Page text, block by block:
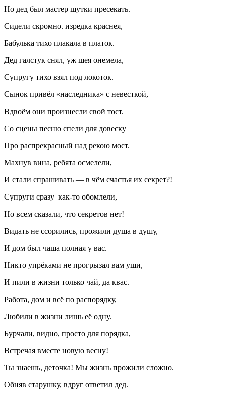
Но дед был мастер шутки пресекать.
Сидели скромно. изредка краснея,
Бабулька тихо плакала в платок.
Дед галстук снял, уж шея онемела,
Супругу тихо взял под локоток.
Сынок привёл «наследника» с невесткой,
Вдвоём они произнесли свой тост.
Со сцены песню спели для довеску
Про распрекрасный над рекою мост.
Махнув вина, ребята осмелели,
И стали спрашивать — в чём счастья их секрет?!
Супруги сразу как-то обомлели,
Но всем сказали, что секретов нет!
Видать не ссорились, прожили душа в душу,
И дом был чаша полная у вас.
Никто упрёками не прогрызал вам уши,
И пили в жизни только чай, да квас.
Работа, дом и всё по распорядку,
Любили в жизни лишь её одну.
Бурчали, видно, просто для порядка,
Встречая вместе новую весну!
Ты знаешь, деточка! Мы жизнь прожили сложно.
Обняв старушку, вдруг ответил дед.